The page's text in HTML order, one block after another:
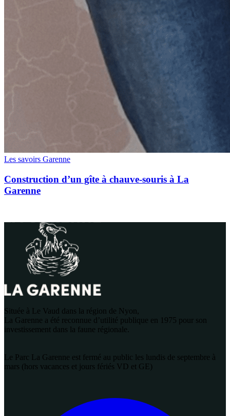
Les savoirs Garenne
Construction d’un gîte à chauve-souris à La
Garenne
Située à Le Vaud dans la région de Nyon,
La Garenne a été reconnue d’utilité publique en 1975 pour son
investissement dans la faune régionale.
Le Parc La Garenne est fermé au public les lundis de septembre à
mars (hors vacances et jours fériés VD et GE)